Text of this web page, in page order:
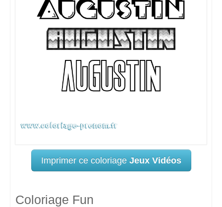
Imprimer ce coloriage Jeux Vidéos
Coloriage Fun